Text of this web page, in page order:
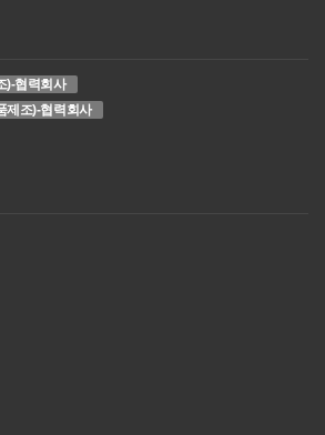
)-협력회사
제조)-협력회사